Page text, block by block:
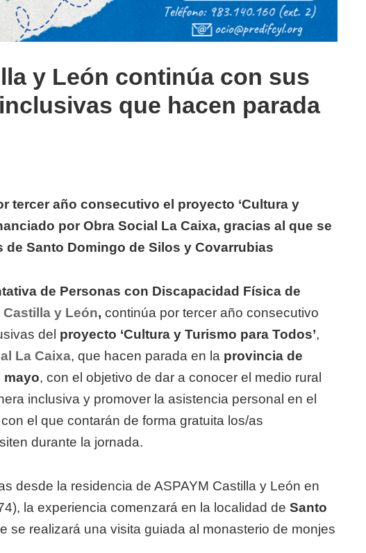
y León continúa con sus
que hacen parada
tercer año consecutivo el proyecto ‘Cultura y
por Obra Social La Caixa, gracias al que se
Santo Domingo de Silos y Covarrubias
de Personas con Discapacidad Física de
Castilla y León,continúa por tercer año consecutivo
del proyecto ‘Cultura y Turismo para Todos’,
La Caixa, que hacen parada en la provincia de
mayo, con el objetivo de dar a conocer el medio rural
inclusiva y promover la asistencia personal en el
el que contarán de forma gratuita los/as
durante la jornada.
desde la residencia de ASPAYM Castilla y León en
la experiencia comenzará en la localidad deSanto
se realizará una visita guiada al monasterio de monjes